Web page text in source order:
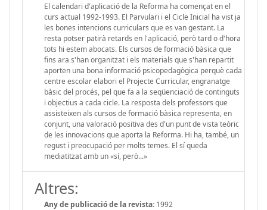
El calendari d'aplicació de la Reforma ha començat en el
curs actual 1992-1993. El Parvulari i el Cicle Inicial ha vist ja
les bones intencions curriculars que es van gestant. La
resta potser patirà retards en l'aplicació, però tard o d'hora
tots hi estem abocats. Els cursos de formació bàsica que
fins ara s'han organitzat i els materials que s'han repartit
aporten una bona informació psicopedagògica perquè cada
centre escolar elabori el Projecte Curricular, engranatge
bàsic del procés, pel que fa a la seqüenciació de continguts
i objectius a cada cicle. La resposta dels professors que
assisteixen als cursos de formació bàsica representa, en
conjunt, una valoració positiva des d'un punt de vista teòric
de les innovacions que aporta la Reforma. Hi ha, també, un
regust i preocupació per molts temes. El sí queda
mediatitzat amb un «sí, però...»
Altres:
Any de publicació de la revista: 1992